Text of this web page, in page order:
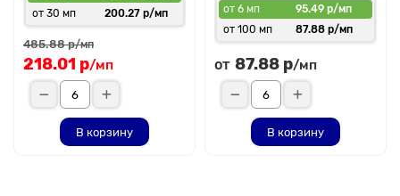
от 30 мп
200.27 р/мп
485.88 р/мп
218.01 р/мп
В корзину
от 6 мп
95.49 р/мп
от 100 мп
87.88 р/мп
от 87.88 р/мп
В корзину